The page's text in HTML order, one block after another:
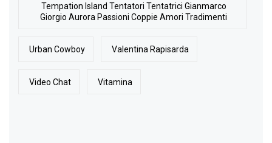
Tempation Island Tentatori Tentatrici Gianmarco
Giorgio Aurora Passioni Coppie Amori Tradimenti
Urban Cowboy Valentina Rapisarda
Video Chat Vitamina